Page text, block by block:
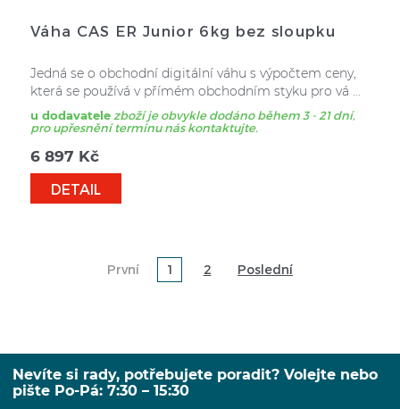
Váha CAS ER Junior 6kg bez sloupku
Jedná se o obchodní digitální váhu s výpočtem ceny,
která se používá v přímém obchodním styku pro vá ...
u dodavatele zboží je obvykle dodáno během 3 - 21 dní,
pro upřesnění termínu nás kontaktujte.
6 897 Kč
DETAIL
První 1 2 Poslední
Nevíte si rady, potřebujete poradit? Volejte nebo
pište Po-Pá: 7:30 – 15:30